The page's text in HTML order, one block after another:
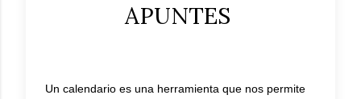
APUNTES
Un calendario es una herramienta que nos permite